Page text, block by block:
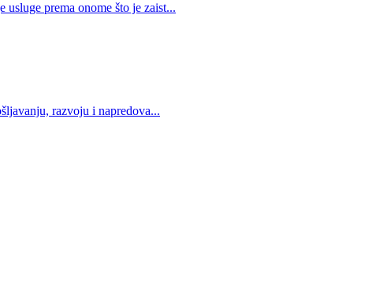
prema onome što je zaist...
razvoju i napredova...